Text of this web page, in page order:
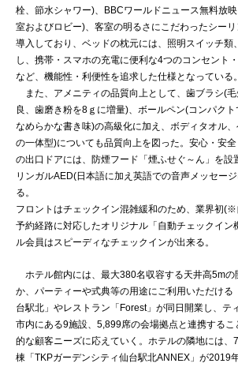
栓、節水シャワー)、BBCワールドニュース無料放
室およびロビー)、客室の明るさにこだわったシー
導入しており、ベッドの枕元には、照明スイッチ類
し、携帯・スマホの充電に便利な4つのコンセント
など、機能性・利便性を追求した仕様となっている。
また、アメニティの品質向上として、歯ブラシ(
良、歯磨き粉を8ｇに増量)、ボールペン(コンパクト
なめらかな書き味)の高級化に加え、ボディタオル
の一体型)についても品質向上を図った。安心・安
の出口ドアには、防煙フード「煙ふせぐ～ん」を設
リンガルAED(日本語に加え英語での音声メッセー
る。
フロントはチェックイン混雑緩和のため、業界初
予約経路に対応したオリジナル「自動チェックイン
ル会員はスピーディなチェックインが出来る。
ホテル館内には、最大380名収容する天井高5mの
か、パーティーや式典等の用途にご利用いただける
台駅北」やレストラン「Forest」が同日開業し、テ
市内にある9施設、5,899席の会場拠点と連携するこ
的な顧客ニーズに応えていく。ホテルの隣地には、
棟「TKPガーデンシティ仙台駅北ANNEX」が2019